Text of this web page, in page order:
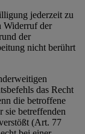
jederzeit zu
der
der
nicht berührt
das Recht
die betroffene
sie betreffenden
(Art. 77